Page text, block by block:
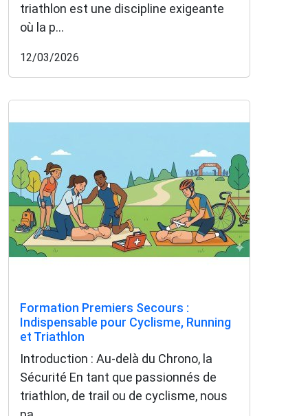
triathlon est une discipline exigeante
où la p...
12/03/2026
Formation Premiers Secours :
Indispensable pour Cyclisme, Running
et Triathlon
Introduction : Au-delà du Chrono, la
Sécurité En tant que passionnés de
triathlon, de trail ou de cyclisme, nous